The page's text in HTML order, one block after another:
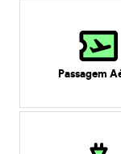
Passagem